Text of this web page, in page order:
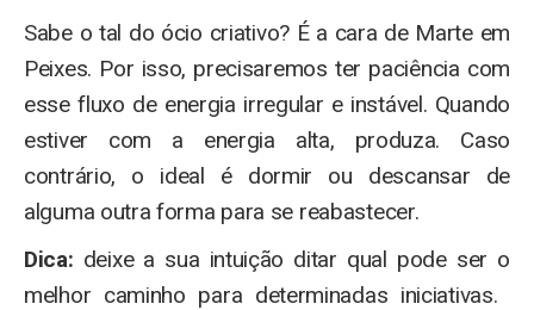
Sabe o tal do ócio criativo? É a cara de Marte em
Peixes. Por isso, precisaremos ter paciência com
esse fluxo de energia irregular e instável. Quando
estiver com a energia alta, produza. Caso
contrário, o ideal é dormir ou descansar de
alguma outra forma para se reabastecer.
Dica: deixe a sua intuição ditar qual pode ser o
melhor caminho​ para determinadas iniciativas. ​